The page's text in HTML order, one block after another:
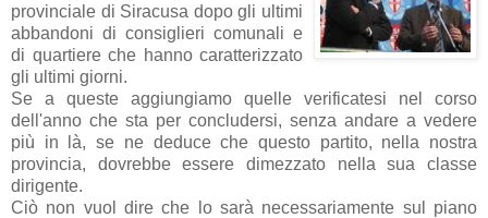
provinciale di Siracusa dopo gli ultimi
abbandoni di consiglieri comunali e
di quartiere che hanno caratterizzato
gli ultimi giorni.
Se a queste aggiungiamo quelle verificatesi nel corso
dell'anno che sta per concludersi, senza andare a vedere
più in là, se ne deduce che questo partito, nella nostra
provincia, dovrebbe essere dimezzato nella sua classe
dirigente.
Ciò non vuol dire che lo sarà necessariamente sul piano